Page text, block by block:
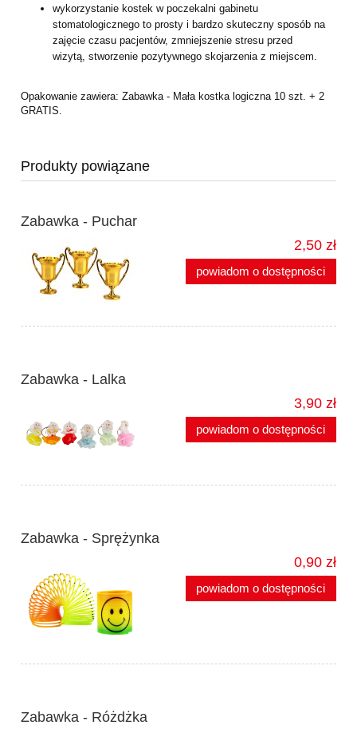
wykorzystanie kostek w poczekalni gabinetu
stomatologicznego to prosty i bardzo skuteczny sposób na
zajęcie czasu pacjentów, zmniejszenie stresu przed
wizytą, stworzenie pozytywnego skojarzenia z miejscem.
Opakowanie zawiera: Zabawka - Mała kostka logiczna 10 szt. + 2
GRATIS.
Produkty powiązane
Zabawka - Puchar
2,50 zł
powiadom o dostępności
Zabawka - Lalka
3,90 zł
powiadom o dostępności
Zabawka - Sprężynka
0,90 zł
powiadom o dostępności
Zabawka - Różdżka